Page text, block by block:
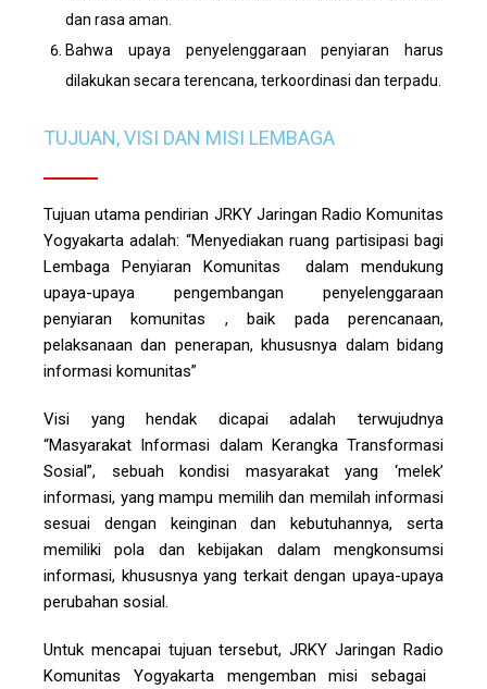
dan rasa aman.
Bahwa upaya penyelenggaraan penyiaran harus
dilakukan secara terencana, terkoordinasi dan terpadu.
TUJUAN, VISI DAN MISI LEMBAGA
Tujuan utama pendirian JRKY Jaringan Radio Komunitas
Yogyakarta adalah: “Menyediakan ruang partisipasi bagi
Lembaga Penyiaran Komunitas dalam mendukung
upaya-upaya pengembangan penyelenggaraan
penyiaran komunitas , baik pada perencanaan,
pelaksanaan dan penerapan, khususnya dalam bidang
informasi komunitas”
Visi yang hendak dicapai adalah terwujudnya
“Masyarakat Informasi dalam Kerangka Transformasi
Sosial”, sebuah kondisi masyarakat yang ‘melek’
informasi, yang mampu memilih dan memilah informasi
sesuai dengan keinginan dan kebutuhannya, serta
memiliki pola dan kebijakan dalam mengkonsumsi
informasi, khususnya yang terkait dengan upaya-upaya
perubahan sosial.
Untuk mencapai tujuan tersebut, JRKY Jaringan Radio
Komunitas Yogyakarta mengemban misi sebagai